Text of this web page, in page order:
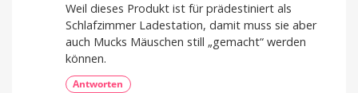
Weil dieses Produkt ist für prädestiniert als
Schlafzimmer Ladestation, damit muss sie aber
auch Mucks Mäuschen still „gemacht“ werden
können.
Antworten